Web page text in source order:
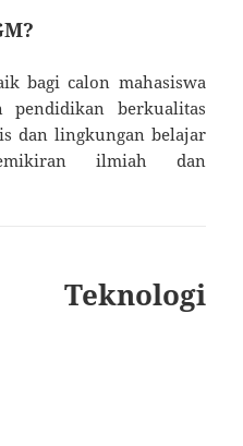
bagi calon mahasiswa
pendidikan berkualitas
dan lingkungan belajar
ilmiah dan